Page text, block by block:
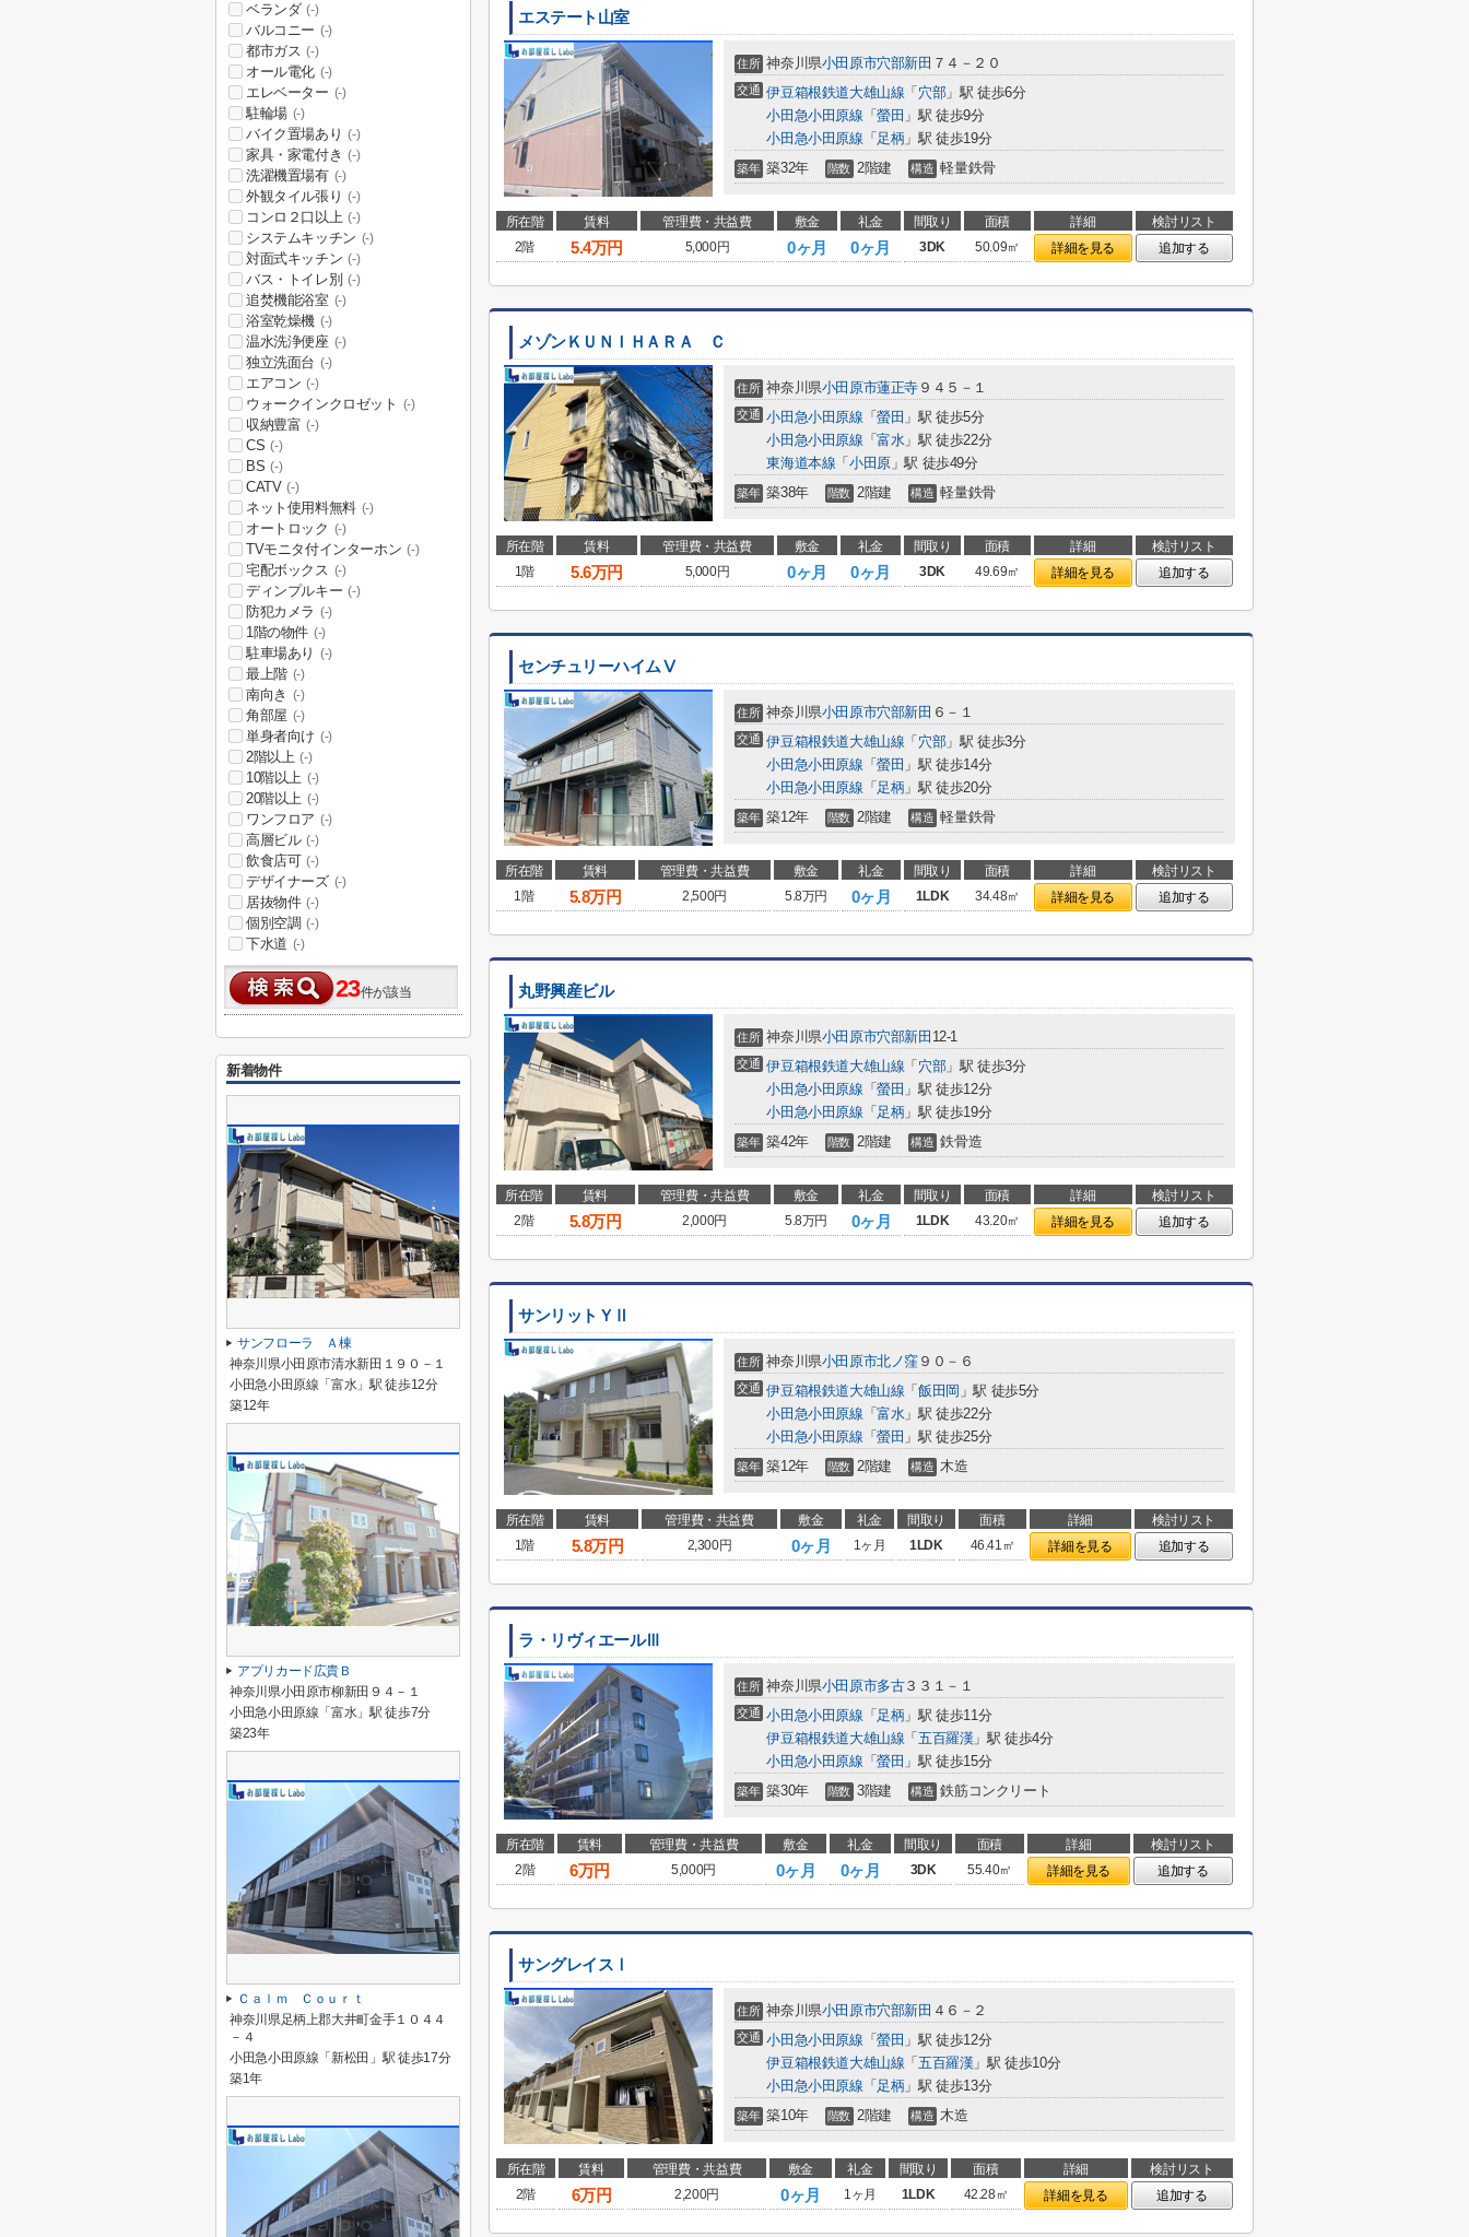
エステート山室
住所 神奈川県小田原市穴部新田 ７４－２０
交通 伊豆箱根鉄道大雄山線 「 穴部」駅 徒歩6分
小田急小田原線 「螢田 」駅 徒歩9分
小田急小田原線 「 足柄 」駅 徒歩19分
築年 築32年 階数 2階建 構造 軽量鉄骨
所在階 賃料 管理費・共益費 敷金 礼金 間取り 面積 詳細
検討リスト
2階
5.4万円 5,000円 0ヶ月 0ヶ月 3DK 50.09㎡ 詳細を見る 追加する
メゾンＫＵＮＩＨＡＲＡ Ｃ
住所 神奈川県小田原市蓮正寺 ９４５－１
交通 小田急小田原線 「螢田 」駅 徒歩5分
小田急小田原線 「富水」駅 徒歩22分
東海道本線 「 小田原」駅 徒歩49分
築年 築38年 階数 2階建 構造 軽量鉄骨
所在階 賃料 管理費・共益費 敷金 礼金 間取り 面積 詳細
検討リスト
1階
5.6万円 5,000円 0ヶ月 0ヶ月 3DK 49.69㎡ 詳細を見る 追加する
センチュリーハイムⅤ
住所 神奈川県小田原市穴部新田 ６－１
交通 伊豆箱根鉄道大雄山線 「 穴部」駅 徒歩3分
小田急小田原線 「螢田 」駅 徒歩14分
小田急小田原線 「 足柄 」駅 徒歩20分
築年 築12年 階数 2階建 構造 軽量鉄骨
所在階 賃料 管理費・共益費 敷金 礼金 間取り 面積 詳細
検討リスト
1階
5.8万円 2,500円 5.8万円 0ヶ月 1LDK 34.48㎡ 詳細を見る 追加する
丸野興産ビル
住所 神奈川県小田原市穴部新田 12-1
交通 伊豆箱根鉄道大雄山線 「 穴部」駅 徒歩3分
小田急小田原線 「螢田 」駅 徒歩12分
小田急小田原線 「 足柄 」駅 徒歩19分
築年 築42年 階数 2階建 構造 鉄骨造
所在階 賃料 管理費・共益費 敷金 礼金 間取り 面積 詳細
検討リスト
2階
5.8万円 2,000円 5.8万円 0ヶ月 1LDK 43.20㎡ 詳細を見る 追加する
サンリットＹⅡ
住所 神奈川県小田原市北ノ窪 ９０－６
交通 伊豆箱根鉄道大雄山線 「飯田岡 」駅 徒歩5分
小田急小田原線 「富水」駅 徒歩22分
小田急小田原線 「螢田 」駅 徒歩25分
築年 築12年 階数 2階建 構造 木造
所在階 賃料 管理費・共益費 敷金 礼金 間取り 面積 詳細
検討リスト
1階
5.8万円 2,300円 0ヶ月 1ヶ月 1LDK 46.41㎡ 詳細を見る 追加する
ラ・リヴィエールⅢ
住所 神奈川県小田原市多古３３１－１
交通 小田急小田原線 「 足柄 」駅 徒歩11分
伊豆箱根鉄道大雄山線 「五百羅漢 」駅 徒歩4分
小田急小田原線 「螢田 」駅 徒歩15分
築年 築30年 階数 3階建 構造 鉄筋コンクリート
所在階 賃料 管理費・共益費 敷金 礼金 間取り 面積 詳細
検討リスト
2階
6万円 5,000円 0ヶ月 0ヶ月 3DK 55.40㎡ 詳細を見る 追加する
サングレイスⅠ
住所 神奈川県小田原市穴部新田 ４６－２
交通 小田急小田原線 「螢田 」駅 徒歩12分
伊豆箱根鉄道大雄山線 「五百羅漢 」駅 徒歩10分
小田急小田原線 「 足柄 」駅 徒歩13分
築年 築10年 階数 2階建 構造 木造
所在階 賃料 管理費・共益費 敷金 礼金 間取り 面積 詳細
検討リスト
2階
6万円 2,200円 0ヶ月 1ヶ月 1LDK 42.28㎡ 詳細を見る 追加する
ベランダ (-)
バルコニー (-)
都市ガス (-)
オール電化 (-)
エレベーター (-)
駐輪場 (-)
バイク置場あり (-)
家具・家電付き (-)
洗濯機置場有 (-)
外観タイル張り (-)
コンロ２口以上 (-)
システムキッチン (-)
対面式キッチン (-)
バス・トイレ別 (-)
追焚機能浴室 (-)
浴室乾燥機 (-)
温水洗浄便座 (-)
独立洗面台 (-)
エアコン (-)
ウォークインクロゼット (-)
収納豊富 (-)
CS (-)
BS (-)
CATV (-)
ネット使用料無料 (-)
オートロック (-)
TVモニタ付インターホン (-)
宅配ボックス (-)
ディンプルキー (-)
防犯カメラ (-)
1階の物件 (-)
駐車場あり (-)
最上階 (-)
南向き (-)
角部屋 (-)
単身者向け (-)
2階以上 (-)
10階以上 (-)
20階以上 (-)
ワンフロア (-)
高層ビル (-)
飲食店可 (-)
デザイナーズ (-)
居抜物件 (-)
個別空調 (-)
下水道 (-)
23件が該当
新着物件
サンフローラ Ａ棟
神奈川県小田原市清水新田１９０－１
小田急小田原線「富水」駅 徒歩12分
築12年
アプリカード広貴Ｂ
神奈川県小田原市柳新田９４－１
小田急小田原線「富水」駅 徒歩7分
築23年
Ｃａｌｍ Ｃｏｕｒｔ
神奈川県足柄上郡大井町金手１０４４
－４
小田急小田原線「新松田」駅 徒歩17分
築1年